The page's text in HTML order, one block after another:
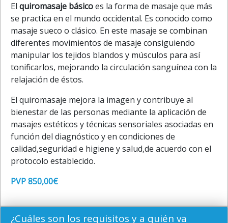
El quiromasaje básicoes la forma de masaje que más
se practica en el mundo occidental. Es conocido como
masaje sueco o clásico. En este masaje se combinan
diferentes movimientos de masaje consiguiendo
manipular los tejidos blandos y músculos para así
tonificarlos, mejorando la circulación sanguínea con la
relajación de éstos.
El quiromasaje mejora la imagen y contribuye al
bienestar de las personas mediante la aplicación de
masajes estéticos y técnicas sensoriales asociadas en
función del diagnóstico y en condiciones de
calidad,seguridad e higiene y salud,de acuerdo con el
protocolo establecido.
PVP 850,00€
¿Cuáles son los requisitos y a quién va